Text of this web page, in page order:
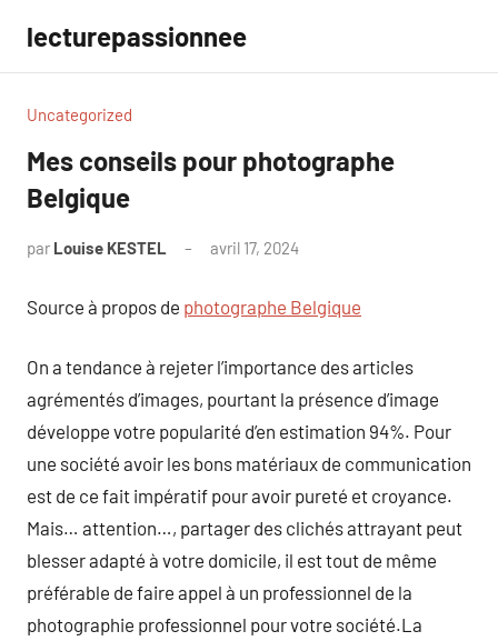
contenu
lecturepassionnee
Uncategorized
Mes conseils pour photographe
Belgique
par Louise KESTEL avril 17, 2024
Source à propos de photographe Belgique
On a tendance à rejeter l’importance des articles
agrémentés d’images, pourtant la présence d’image
développe votre popularité d’en estimation 94%. Pour
une société avoir les bons matériaux de communication
est de ce fait impératif pour avoir pureté et croyance.
Mais… attention…, partager des clichés attrayant peut
blesser adapté à votre domicile, il est tout de même
préférable de faire appel à un professionnel de la
photographie professionnel pour votre société.La